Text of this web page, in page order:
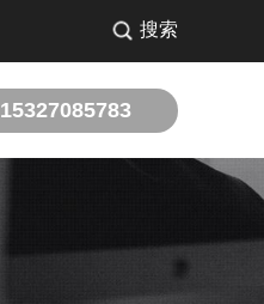
搜索
15327085783